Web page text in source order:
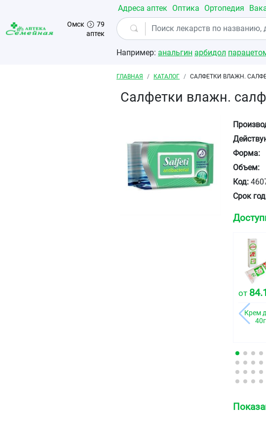
Перейти к основному содержанию
Омск
79
аптек
Адреса аптек Оптика Ортопедия
Например: анальгин арбидол
Строка навигации
ГЛАВНАЯ КАТАЛОГ САЛФЕТКИ ВЛАЖН.
Салфетки влажн.
Форма:
Объем:
Код:
Срок
от
Крем